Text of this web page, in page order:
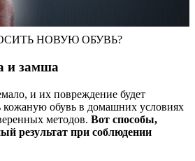
НОВУЮ ОБУВЬ?
и замша
и их повреждение будет
кожаную обувь в домашних условиях
методов. Вот способы,
результат при соблюдении